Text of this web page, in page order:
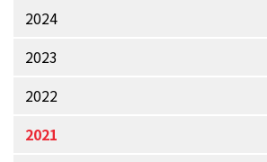
肝胆膵
予防
遺伝学的情報
2024
2023
2022
2021